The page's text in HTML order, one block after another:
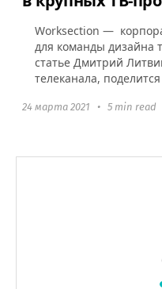
Worksection —
для команды дизайна
статье Дмитрий
телеканала,
24 марта 2021 • 5 min read